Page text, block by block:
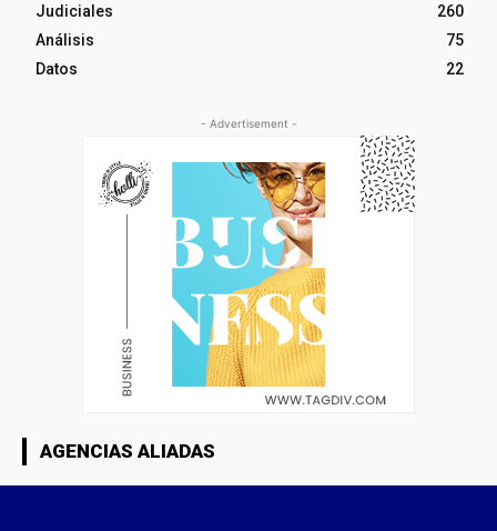
Judiciales
260
Análisis
75
Datos
22
- Advertisement -
AGENCIAS ALIADAS